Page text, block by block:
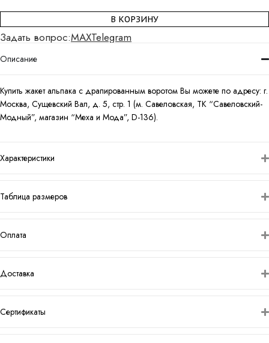
В КОРЗИНУ
Задать вопрос:MAXTelegram
Описание
Купить жакет альпака с драпированным воротом Вы можете по адресу: г.
Москва, Сущевский Вал, д. 5, стр. 1 (м. Савеловская, ТК “Савеловский-
Модный”, магазин “Меха и Мода”, D-136).
Характеристики
Таблица размеров
Оплата
Доставка
Сертификаты